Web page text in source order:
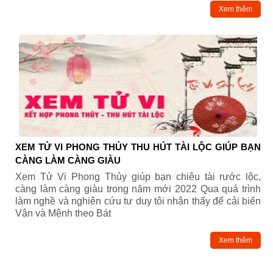
Xem thêm
XEM TỬ VI PHONG THỦY THU HÚT TÀI LỘC GIÚP BẠN
CÀNG LÀM CÀNG GIÀU
Xem Tử Vi Phong Thủy giúp bạn chiêu tài rước lộc,
càng làm càng giàu trong năm mới 2022 Qua quá trình
làm nghề và nghiên cứu tư duy tôi nhận thấy để cải biến
Vận và Mệnh theo Bát
Xem thêm